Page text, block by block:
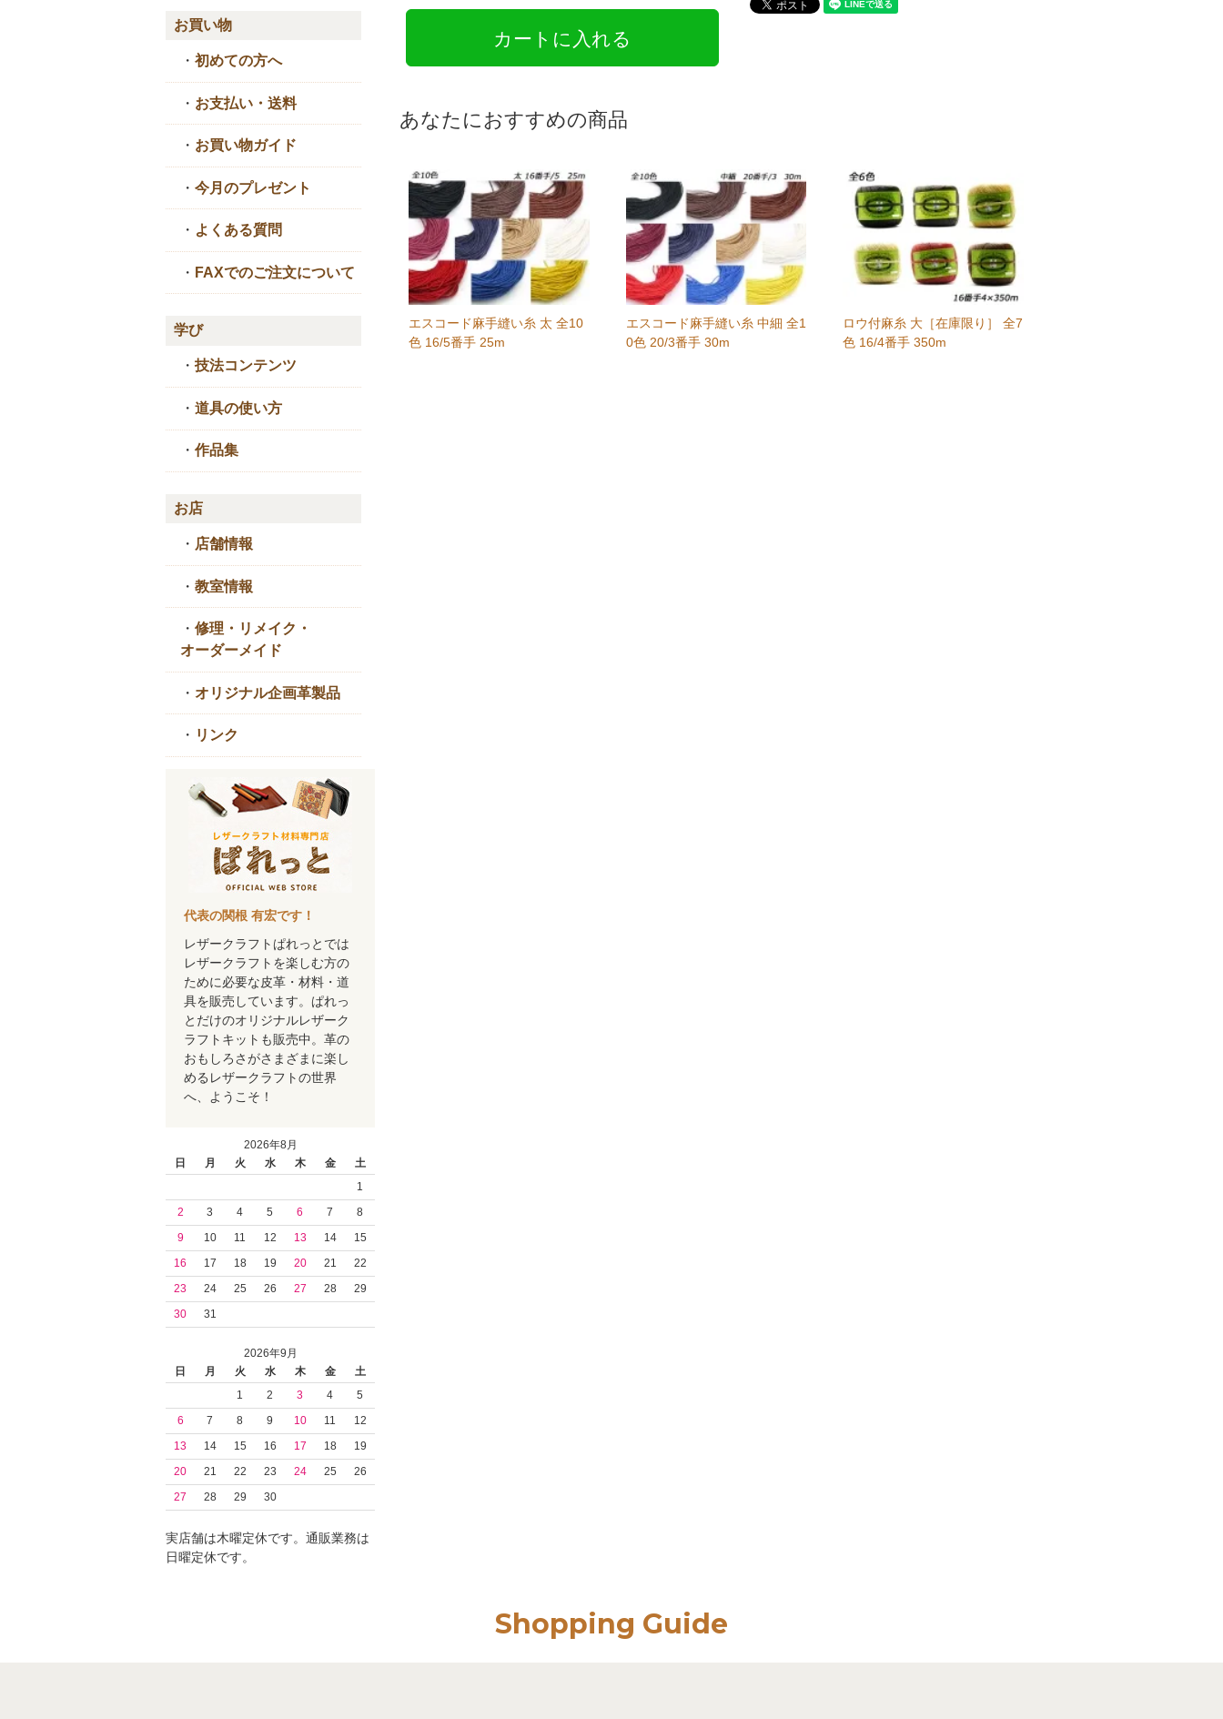
あなたにおすすめの商品
エスコード麻手縫い糸 太 全10
色 16/5番手 25m
エスコード麻手縫い糸 中細 全1
0色 20/3番手 30m
ロウ付麻糸 大［在庫限り］ 全7
色 16/4番手 350m
お買い物
・ 初めての方へ
・ お支払い・送料
・ お買い物ガイド
・ 今月のプレゼント
・ よくある質問
・ FAXでのご注文について
学び
・ 技法コンテンツ
・ 道具の使い方
・ 作品集
お店
・ 店舗情報
・ 教室情報
・ 修理・リメイク・
オーダーメイド
・ オリジナル企画革製品
・ リンク
代表の関根 有宏です！
レザークラフトぱれっとでは
レザークラフトを楽しむ方の
ために必要な皮革・材料・道
具を販売しています。ぱれっ
とだけのオリジナルレザーク
ラフトキットも販売中。革の
おもしろさがさまざまに楽し
めるレザークラフトの世界
へ、ようこそ！
2026年8月
日
月 火 水 木 金
土
1
2
3 4 5 6 7
8
9
10 11 12 13 14
15
16
17 18 19 20 21
22
23
24 25 26 27 28
29
30
31
2026年9月
日
月 火 水 木 金
土
1
2 3 4
5
6
7 8 9 10 11
12
13
14 15 16 17 18
19
20
21 22 23 24 25
26
27
28 29 30
実店舗は木曜定休です。通販業務は
日曜定休です。
Shopping Guide